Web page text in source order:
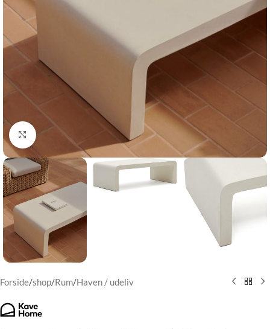
Klik for at forstørre
Forside/shop/Rum/Haven / udeliv